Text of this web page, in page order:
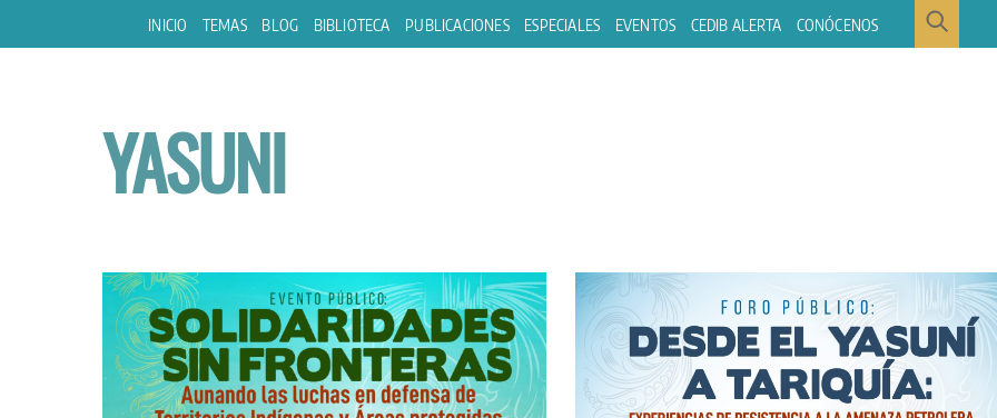
INICIO TEMAS BLOG BIBLIOTECA PUBLICACIONES ESPECIALES EVENTOS CEDIB ALERTA CONÓCENOS
YASUNI